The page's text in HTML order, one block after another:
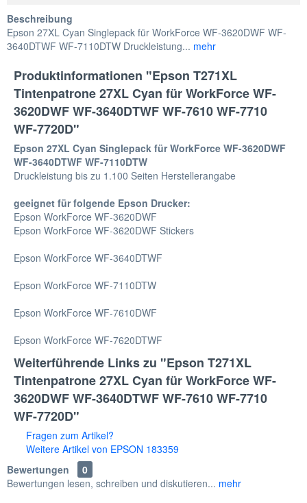
Beschreibung
Epson 27XL Cyan Singlepack für WorkForce WF-3620DWF WF-
3640DTWF WF-7110DTW Druckleistung... mehr
Produktinformationen "Epson T271XL
Tintenpatrone 27XL Cyan für WorkForce WF-
3620DWF WF-3640DTWF WF-7610 WF-7710
WF-7720D"
Epson 27XL Cyan Singlepack für WorkForce WF-3620DWF
WF-3640DTWF WF-7110DTW
Druckleistung bis zu 1.100 Seiten Herstellerangabe
geeignet für folgende Epson Drucker:
Epson WorkForce WF-3620DWF
Epson WorkForce WF-3620DWF Stickers
Epson WorkForce WF-3640DTWF
Epson WorkForce WF-7110DTW
Epson WorkForce WF-7610DWF
Epson WorkForce WF-7620DTWF
Weiterführende Links zu "Epson T271XL
Tintenpatrone 27XL Cyan für WorkForce WF-
3620DWF WF-3640DTWF WF-7610 WF-7710
WF-7720D"
Fragen zum Artikel?
Weitere Artikel von EPSON 183359
Bewertungen
0
Bewertungen lesen, schreiben und diskutieren... mehr